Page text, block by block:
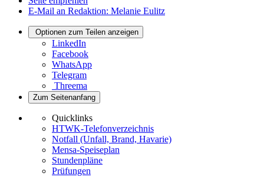
E-Mail an Redaktion: Melanie Eulitz
Optionen zum Teilen anzeigen
LinkedIn
Facebook
WhatsApp
Telegram
Threema
Zum Seitenanfang
Quicklinks
HTWK-Telefonverzeichnis
Notfall (Unfall, Brand, Havarie)
Mensa-Speiseplan
Stundenpläne
Prüfungen